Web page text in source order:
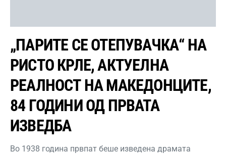
„ПАРИТЕ СЕ ОТЕПУВАЧКА“ НА
РИСТО КРЛЕ, АКТУЕЛНА
РЕАЛНОСТ НА МАКЕДОНЦИТЕ,
84 ГОДИНИ ОД ПРВАТА
ИЗВЕДБА
Во 1938 година првпат беше изведена драмата